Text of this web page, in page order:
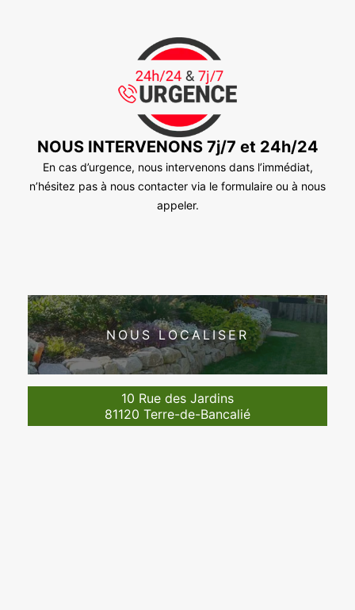
NOUS INTERVENONS 7j/7 et 24h/24
En cas d’urgence, nous intervenons dans l’immédiat,
n’hésitez pas à nous contacter via le formulaire ou à nous
appeler.
NOUS LOCALISER
10 Rue des Jardins
81120 Terre-de-Bancalié